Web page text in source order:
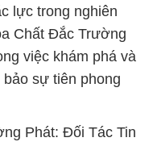
lực trong nghiên
Chất Đắc Trường
việc khám phá và
sự tiên phong
Phát: Đối Tác Tin